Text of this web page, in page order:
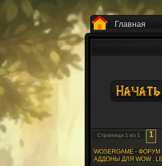
Главная
Страница 1 из 1 1
WOSERGAME -
АДДОНЫ ДЛЯ WOW :